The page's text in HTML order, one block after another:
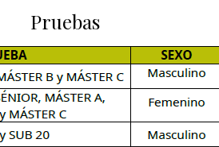
Pruebas